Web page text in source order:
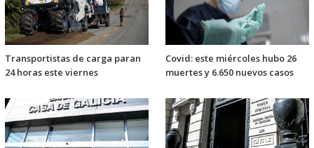
Transportistas de carga paran
24 horas este viernes
Covid: este miércoles hubo 26
muertes y 6.650 nuevos casos